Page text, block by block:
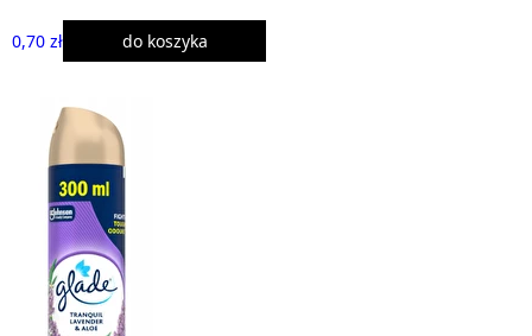
0,70 zł do koszyka